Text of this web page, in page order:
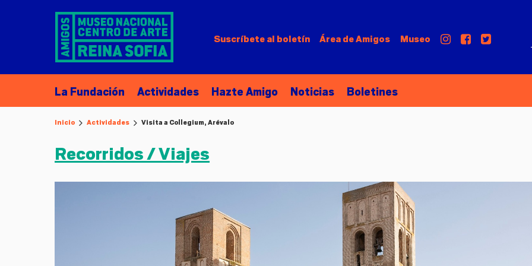
Suscríbete al boletín Área deAmigos Museo
La Fundación Actividades Hazte Amigo Noticias Boletines
Inicio Actividades Visita a Collegium, Arévalo
Recorridos / Viajes